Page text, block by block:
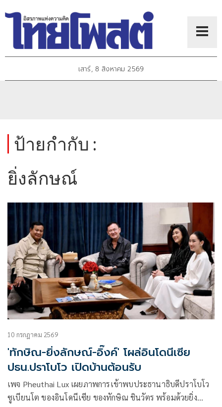
เสาร์, 8 สิงหาคม 2569
ป้ายกำกับ :
ยิ่งลักษณ์
10 กรกฎาคม 2569
'ทักษิณ-ยิ่งลักษณ์-อิ๊งค์' โผล่อินโดนีเซีย
ปธน.ปราโบโว เปิดบ้านต้อนรับ
เพจ Pheuthai Lux เผยภาพการเข้าพบประธานาธิบดีปราโบโว
ซูเบียนโต ของอินโดนีเซีย ของทักษิณ ชินวัตร พร้อมด้วยยิ่ง